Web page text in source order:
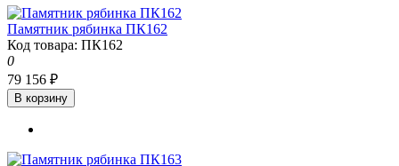
Памятник рябинка ПК162
Код товара: ПК162
0
79 156 ₽
В корзину